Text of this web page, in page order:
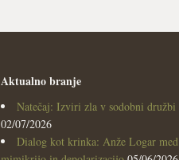
Aktualno branje
Natečaj: Izviri zla v sodobni družbi
02/07/2026
Dialog kot krinka: Anže Logar med